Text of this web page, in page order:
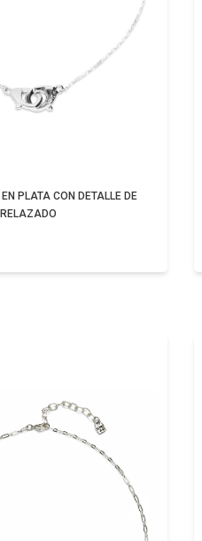
PLATA CON DETALLE DE